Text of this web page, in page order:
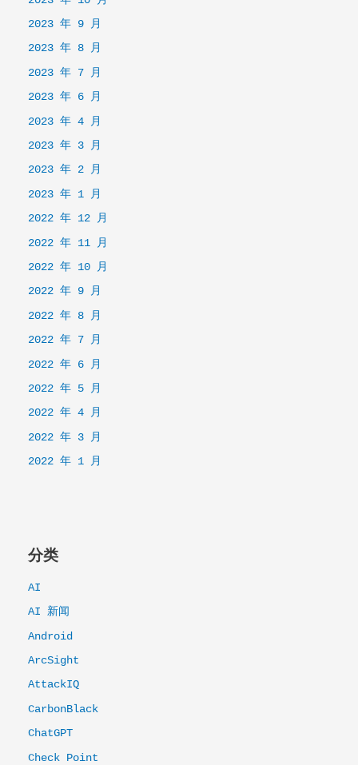
2023 年 9 月
2023 年 8 月
2023 年 7 月
2023 年 6 月
2023 年 4 月
2023 年 3 月
2023 年 2 月
2023 年 1 月
2022 年 12 月
2022 年 11 月
2022 年 10 月
2022 年 9 月
2022 年 8 月
2022 年 7 月
2022 年 6 月
2022 年 5 月
2022 年 4 月
2022 年 3 月
2022 年 1 月
分类
AI
AI 新闻
Android
ArcSight
AttackIQ
CarbonBlack
ChatGPT
Check Point